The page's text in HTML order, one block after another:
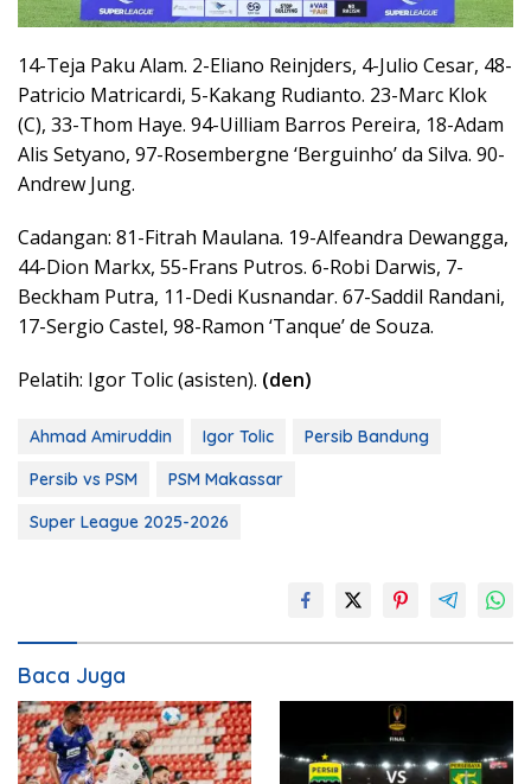
14-Teja Paku Alam. 2-Eliano Reinjders, 4-Julio Cesar, 48-
Patricio Matricardi, 5-Kakang Rudianto. 23-Marc Klok
(C), 33-Thom Haye. 94-Uilliam Barros Pereira, 18-Adam
Alis Setyano, 97-Rosembergne ‘Berguinho’ da Silva. 90-
Andrew Jung.
Cadangan: 81-Fitrah Maulana. 19-Alfeandra Dewangga,
44-Dion Markx, 55-Frans Putros. 6-Robi Darwis, 7-
Beckham Putra, 11-Dedi Kusnandar. 67-Saddil Randani,
17-Sergio Castel, 98-Ramon ‘Tanque’ de Souza.
Pelatih: Igor Tolic (asisten). (den)
Ahmad Amiruddin Igor Tolic
Persib Bandung
Persib vs PSM
PSM Makassar
Super League 2025-2026
Baca Juga